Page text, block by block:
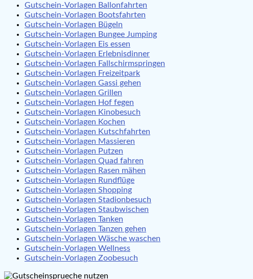
Gutschein-Vorlagen Ballonfahrten
Gutschein-Vorlagen Bootsfahrten
Gutschein-Vorlagen Bügeln
Gutschein-Vorlagen Bungee Jumping
Gutschein-Vorlagen Eis essen
Gutschein-Vorlagen Erlebnisdinner
Gutschein-Vorlagen Fallschirmspringen
Gutschein-Vorlagen Freizeitpark
Gutschein-Vorlagen Gassi gehen
Gutschein-Vorlagen Grillen
Gutschein-Vorlagen Hof fegen
Gutschein-Vorlagen Kinobesuch
Gutschein-Vorlagen Kochen
Gutschein-Vorlagen Kutschfahrten
Gutschein-Vorlagen Massieren
Gutschein-Vorlagen Putzen
Gutschein-Vorlagen Quad fahren
Gutschein-Vorlagen Rasen mähen
Gutschein-Vorlagen Rundflüge
Gutschein-Vorlagen Shopping
Gutschein-Vorlagen Stadionbesuch
Gutschein-Vorlagen Staubwischen
Gutschein-Vorlagen Tanken
Gutschein-Vorlagen Tanzen gehen
Gutschein-Vorlagen Wäsche waschen
Gutschein-Vorlagen Wellness
Gutschein-Vorlagen Zoobesuch